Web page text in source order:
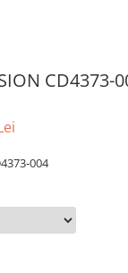
CD4373-
004